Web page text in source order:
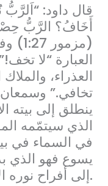
قال داود:
أَخَافُ؟ الرَّبُّ
العبارة “لا
العذراء،
تخافي.”
ينطلق إلى بيته
الذي سيتمّمه
في السماء في
يسوع فهو الذي
إلى أفراح نوره الأبدي.